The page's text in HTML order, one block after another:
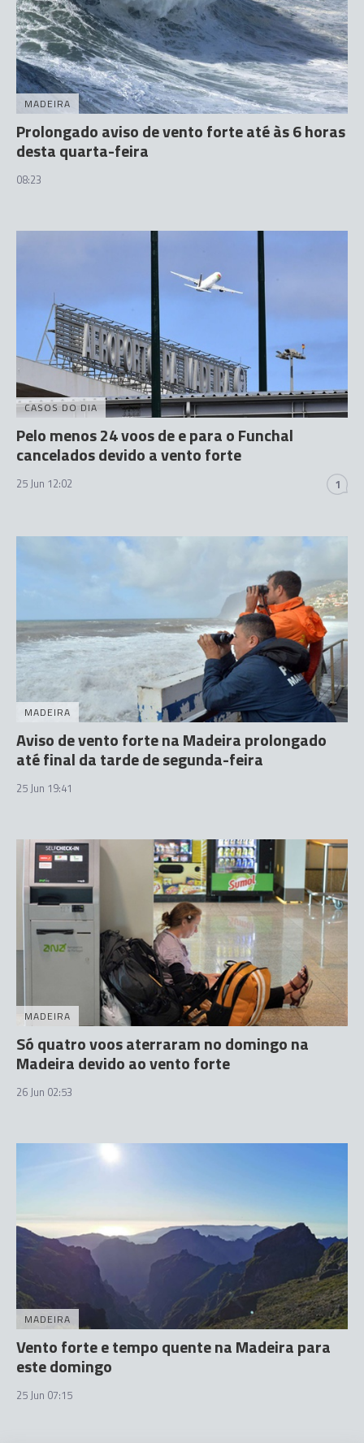
MADEIRA
Prolongado aviso de vento forte até às 6 horas
desta quarta-feira
08:23
CASOS DO DIA
Pelo menos 24 voos de e para o Funchal
cancelados devido a vento forte
25 Jun 12:02 1
MADEIRA
Aviso de vento forte na Madeira prolongado
até final da tarde de segunda-feira
25 Jun 19:41
MADEIRA
Só quatro voos aterraram no domingo na
Madeira devido ao vento forte
26 Jun 02:53
MADEIRA
Vento forte e tempo quente na Madeira para
este domingo
25 Jun 07:15